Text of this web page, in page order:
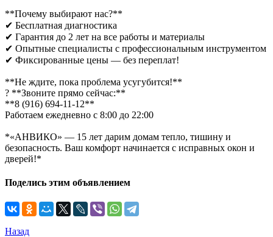
**Почему выбирают нас?**
✔ Бесплатная диагностика
✔ Гарантия до 2 лет на все работы и материалы
✔ Опытные специалисты с профессиональным инструментом
✔ Фиксированные цены — без переплат!
**Не ждите, пока проблема усугубится!**
? **Звоните прямо сейчас:**
**8 (916) 694-11-12**
Работаем ежедневно с 8:00 до 22:00
*«АНВИКО» — 15 лет дарим домам тепло, тишину и
безопасность. Ваш комфорт начинается с исправных окон и
дверей!*
Поделись этим объявлением
Назад